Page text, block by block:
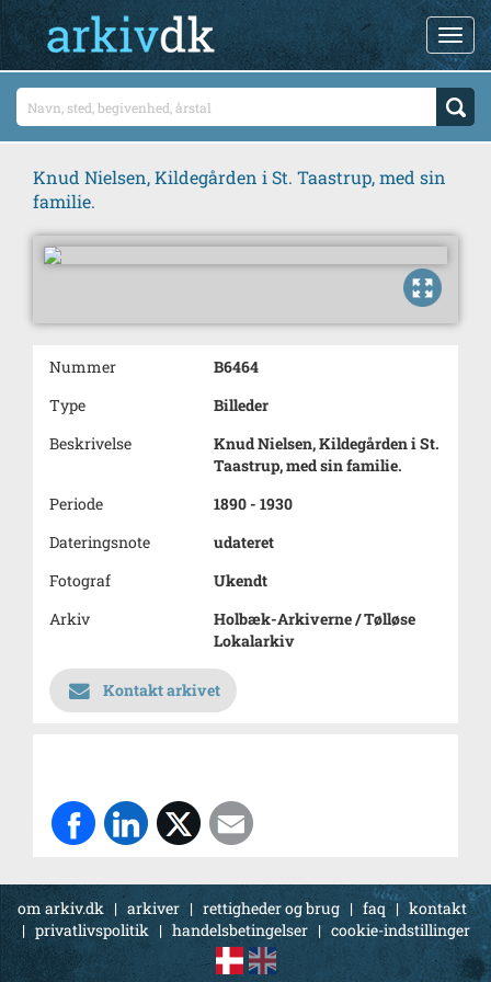
Knud Nielsen, Kildegården i St. Taastrup, med sin
familie.
Nummer
B6464
Type
Billeder
Beskrivelse
Knud Nielsen, Kildegården i St.
Taastrup, med sin familie.
Periode
1890 - 1930
Dateringsnote
udateret
Fotograf
Ukendt
Arkiv
Holbæk-Arkiverne / Tølløse
Lokalarkiv
Kontakt arkivet
om arkiv.dk | arkiver | rettigheder og brug | faq | kontakt
|privatlivspolitik | handelsbetingelser | cookie-indstillinger